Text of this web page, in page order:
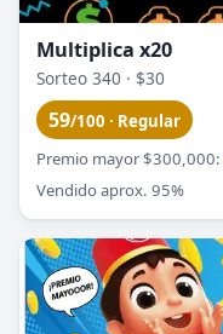
Multiplica x20
Sorteo 340 · $30
59/100 · Regular
Premio mayor $300,000:
Vendido aprox. 95%